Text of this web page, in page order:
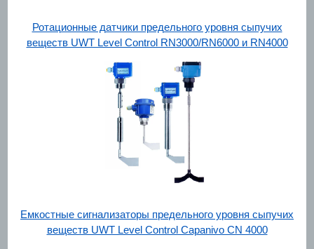
Ротационные датчики предельного уровня сыпучих
веществ UWT Level Control RN3000/RN6000 и RN4000
Емкостные сигнализаторы предельного уровня сыпучих
веществ UWT Level Control Capanivo CN 4000